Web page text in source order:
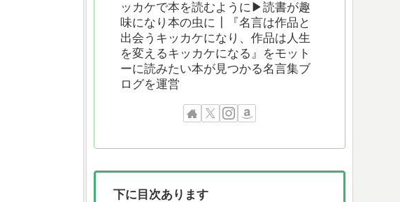
ッカケで本を読むように▶︎読書が趣
味になり本の虫に┃『名言は作品と
出会うキッカケになり、作品は人生
を変えるキッカケになる』をモット
ーに読みたい本が見つかる名言集ブ
ログを運営
下に目次あります